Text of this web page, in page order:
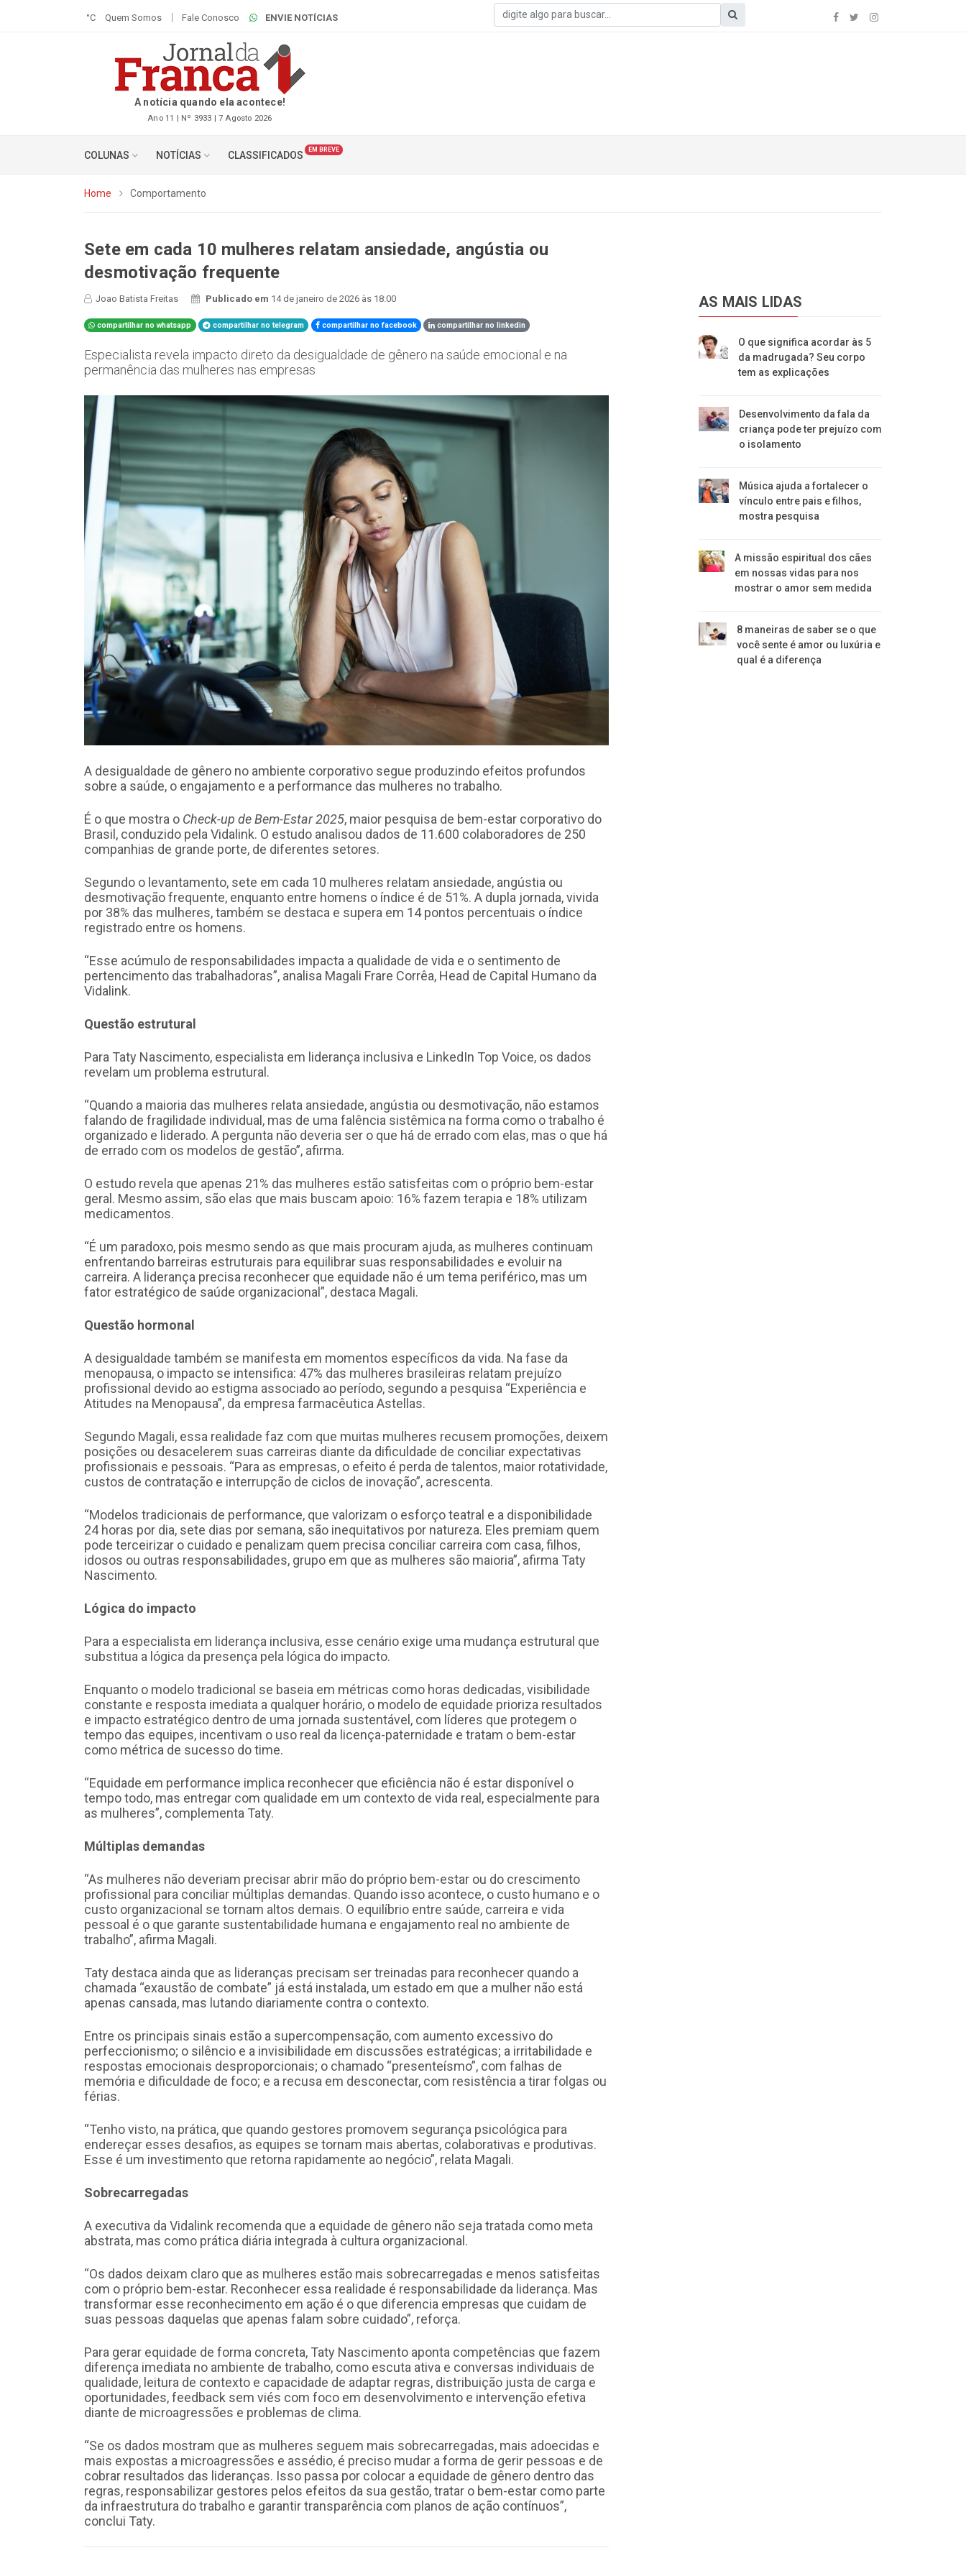
°C Quem Somos Fale Conosco ENVIE NOTÍCIAS
A notícia quando ela acontece!
Ano 11 | Nº 3933 | 7 Agosto 2026
COLUNAS NOTÍCIAS CLASSIFICADOS EM BREVE
Home Comportamento
Sete em cada 10 mulheres relatam ansiedade, angústia ou
desmotivação frequente
Joao Batista Freitas Publicado em 14 de janeiro de 2026 às 18:00
compartilhar no whatsapp compartilhar no telegram compartilhar no facebook compartilhar no linkedin
Especialista revela impacto direto da desigualdade de gênero na saúde emocional e na
permanência das mulheres nas empresas
A desigualdade de gênero no ambiente corporativo segue produzindo efeitos profundos
sobre a saúde, o engajamento e a performance das mulheres no trabalho.
É o que mostra o Check-up de Bem-Estar 2025, maior pesquisa de bem-estar corporativo do
Brasil, conduzido pela Vidalink. O estudo analisou dados de 11.600 colaboradores de 250
companhias de grande porte, de diferentes setores.
Segundo o levantamento, sete em cada 10 mulheres relatam ansiedade, angústia ou
desmotivação frequente, enquanto entre homens o índice é de 51%. A dupla jornada, vivida
por 38% das mulheres, também se destaca e supera em 14 pontos percentuais o índice
registrado entre os homens.
“Esse acúmulo de responsabilidades impacta a qualidade de vida e o sentimento de
pertencimento das trabalhadoras”, analisa Magali Frare Corrêa, Head de Capital Humano da
Vidalink.
Questão estrutural
Para Taty Nascimento, especialista em liderança inclusiva e LinkedIn Top Voice, os dados
revelam um problema estrutural.
“Quando a maioria das mulheres relata ansiedade, angústia ou desmotivação, não estamos
falando de fragilidade individual, mas de uma falência sistêmica na forma como o trabalho é
organizado e liderado. A pergunta não deveria ser o que há de errado com elas, mas o que há
de errado com os modelos de gestão”, afirma.
O estudo revela que apenas 21% das mulheres estão satisfeitas com o próprio bem-estar
geral. Mesmo assim, são elas que mais buscam apoio: 16% fazem terapia e 18% utilizam
medicamentos.
“É um paradoxo, pois mesmo sendo as que mais procuram ajuda, as mulheres continuam
enfrentando barreiras estruturais para equilibrar suas responsabilidades e evoluir na
carreira. A liderança precisa reconhecer que equidade não é um tema periférico, mas um
fator estratégico de saúde organizacional”, destaca Magali.
Questão hormonal
A desigualdade também se manifesta em momentos específicos da vida. Na fase da
menopausa, o impacto se intensifica: 47% das mulheres brasileiras relatam prejuízo
profissional devido ao estigma associado ao período, segundo a pesquisa “Experiência e
Atitudes na Menopausa”, da empresa farmacêutica Astellas.
Segundo Magali, essa realidade faz com que muitas mulheres recusem promoções, deixem
posições ou desacelerem suas carreiras diante da dificuldade de conciliar expectativas
profissionais e pessoais. “Para as empresas, o efeito é perda de talentos, maior rotatividade,
custos de contratação e interrupção de ciclos de inovação”, acrescenta.
“Modelos tradicionais de performance, que valorizam o esforço teatral e a disponibilidade
24 horas por dia, sete dias por semana, são inequitativos por natureza. Eles premiam quem
pode terceirizar o cuidado e penalizam quem precisa conciliar carreira com casa, filhos,
idosos ou outras responsabilidades, grupo em que as mulheres são maioria”, afirma Taty
Nascimento.
Lógica do impacto
Para a especialista em liderança inclusiva, esse cenário exige uma mudança estrutural que
substitua a lógica da presença pela lógica do impacto.
Enquanto o modelo tradicional se baseia em métricas como horas dedicadas, visibilidade
constante e resposta imediata a qualquer horário, o modelo de equidade prioriza resultados
e impacto estratégico dentro de uma jornada sustentável, com líderes que protegem o
tempo das equipes, incentivam o uso real da licença-paternidade e tratam o bem-estar
como métrica de sucesso do time.
“Equidade em performance implica reconhecer que eficiência não é estar disponível o
tempo todo, mas entregar com qualidade em um contexto de vida real, especialmente para
as mulheres”, complementa Taty.
Múltiplas demandas
“As mulheres não deveriam precisar abrir mão do próprio bem-estar ou do crescimento
profissional para conciliar múltiplas demandas. Quando isso acontece, o custo humano e o
custo organizacional se tornam altos demais. O equilíbrio entre saúde, carreira e vida
pessoal é o que garante sustentabilidade humana e engajamento real no ambiente de
trabalho”, afirma Magali.
Taty destaca ainda que as lideranças precisam ser treinadas para reconhecer quando a
chamada “exaustão de combate” já está instalada, um estado em que a mulher não está
apenas cansada, mas lutando diariamente contra o contexto.
Entre os principais sinais estão a supercompensação, com aumento excessivo do
perfeccionismo; o silêncio e a invisibilidade em discussões estratégicas; a irritabilidade e
respostas emocionais desproporcionais; o chamado “presenteísmo”, com falhas de
memória e dificuldade de foco; e a recusa em desconectar, com resistência a tirar folgas ou
férias.
“Tenho visto, na prática, que quando gestores promovem segurança psicológica para
endereçar esses desafios, as equipes se tornam mais abertas, colaborativas e produtivas.
Esse é um investimento que retorna rapidamente ao negócio”, relata Magali.
Sobrecarregadas
A executiva da Vidalink recomenda que a equidade de gênero não seja tratada como meta
abstrata, mas como prática diária integrada à cultura organizacional.
“Os dados deixam claro que as mulheres estão mais sobrecarregadas e menos satisfeitas
com o próprio bem-estar. Reconhecer essa realidade é responsabilidade da liderança. Mas
transformar esse reconhecimento em ação é o que diferencia empresas que cuidam de
suas pessoas daquelas que apenas falam sobre cuidado”, reforça.
Para gerar equidade de forma concreta, Taty Nascimento aponta competências que fazem
diferença imediata no ambiente de trabalho, como escuta ativa e conversas individuais de
qualidade, leitura de contexto e capacidade de adaptar regras, distribuição justa de carga e
oportunidades, feedback sem viés com foco em desenvolvimento e intervenção efetiva
diante de microagressões e problemas de clima.
“Se os dados mostram que as mulheres seguem mais sobrecarregadas, mais adoecidas e
mais expostas a microagressões e assédio, é preciso mudar a forma de gerir pessoas e de
cobrar resultados das lideranças. Isso passa por colocar a equidade de gênero dentro das
regras, responsabilizar gestores pelos efeitos da sua gestão, tratar o bem-estar como parte
da infraestrutura do trabalho e garantir transparência com planos de ação contínuos”,
conclui Taty.
AS MAIS LIDAS
O que significa acordar às 5
da madrugada? Seu corpo
tem as explicações
Desenvolvimento da fala da
criança pode ter prejuízo com
o isolamento
Música ajuda a fortalecer o
vínculo entre pais e filhos,
mostra pesquisa
A missão espiritual dos cães
em nossas vidas para nos
mostrar o amor sem medida
8 maneiras de saber se o que
você sente é amor ou luxúria e
qual é a diferença